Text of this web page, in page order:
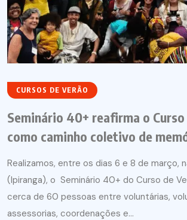
CURSOS DE VERÃO
Seminário 40+ reafirma o Curso
como caminho coletivo de
Realizamos, entre os dias 6 e 8 de março,
(Ipiranga), o Seminário 40+ do Curso de
cerca de 60 pessoas entre voluntárias,
assessorias, coordenações e...